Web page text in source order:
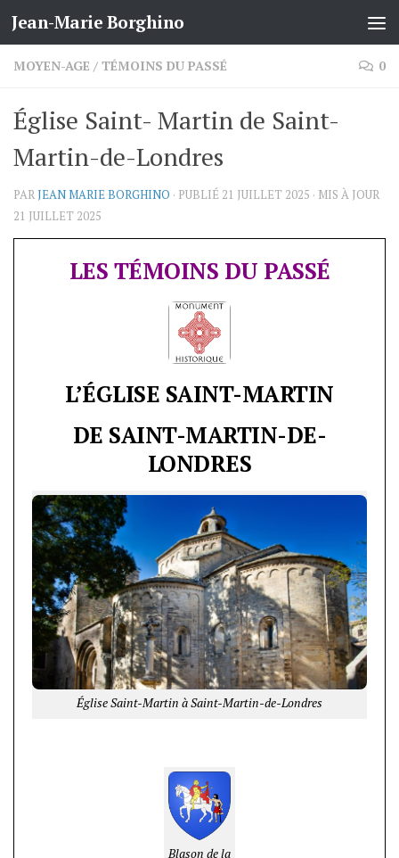
Skip to content
Jean-Marie Borghino
MOYEN-AGE / TÉMOINS DU PASSÉ 0
Église Saint- Martin de Saint-
Martin-de-Londres
PARJEAN MARIE BORGHINO · PUBLIÉ 21 JUILLET 2025 · MIS À JOUR
21 JUILLET 2025
LES TÉMOINS DU PASSÉ
L’ÉGLISE SAINT-MARTIN
DE SAINT-MARTIN-DE-
LONDRES
Église Saint-Martin à Saint-Martin-de-Londres
Blason de la